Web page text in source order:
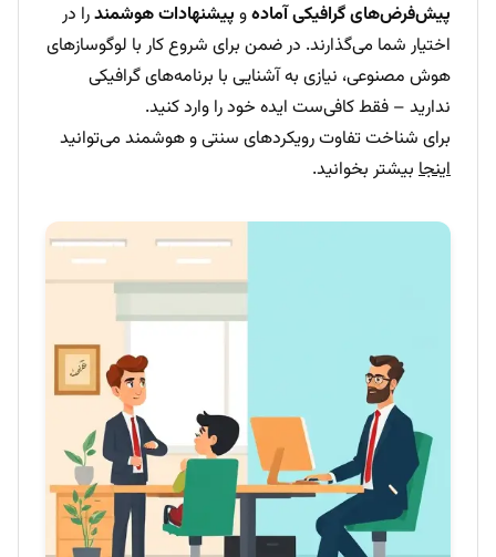
پیش‌فرض‌های گرافیکی آمادهو پیشنهادات هوشمندرا در
اختیار شما می‌گذارند. در ضمن برای شروع کار با لوگوسازهای
هوش مصنوعی، نیازی به آشنایی با برنامه‌های گرافیکی
ندارید – فقط کافی‌ست ایده خود را وارد کنید.
برای شناخت تفاوت رویکردهای سنتی و هوشمند می‌توانید
اینجا بیشتر بخوانید.